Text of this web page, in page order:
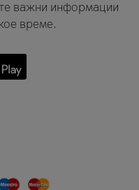
важни информации
време.